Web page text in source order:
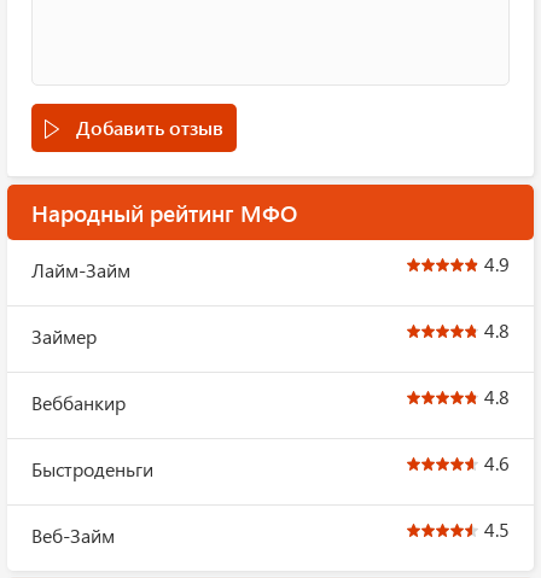
Добавить отзыв
Народный рейтинг МФО
Лайм-Займ 4.9
Займер 4.8
Веббанкир 4.8
Быстроденьги 4.6
Веб-Займ 4.5